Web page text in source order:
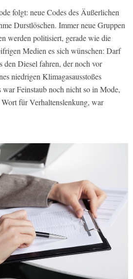
folgt: neue Codes des Äußerlichen
Durstlöschen. Immer neue Gruppen
werden politisiert, gerade wie die
Medien es sich wünschen: Darf
den Diesel fahren, der noch vor
niedrigen Klimagasausstoßes
Feinstaub noch nicht so in Mode,
für Verhaltenslenkung, war